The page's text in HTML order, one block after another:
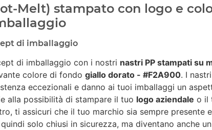
Melt) stampato con logo e
di imballaggio
di imballaggio con i nostri nastri PP stampati su
colore di fondo giallo dorato - #F2A900. I
eccezionali e danno ai tuoi imballaggi un
alla possibilità di stampare il tuo logo aziendale o il
ti assicuri che il tuo marchio sia sempre presente
solo chiusi in sicurezza, ma diventano anche un